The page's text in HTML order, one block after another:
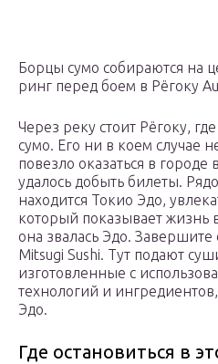
Борцы сумо собираются на
ринг перед боем в Рёгоку
Через реку стоит Рёгоку,
сумо. Его ни в коем случае
повезло оказаться в городе
удалось добыть билеты.
находится Токио Эдо,
который показывает жизнь
она звалась Эдо.
Mitsugi Sushi. Тут подают
изготовленные с
технологий и
Эдо.
Где остановиться в